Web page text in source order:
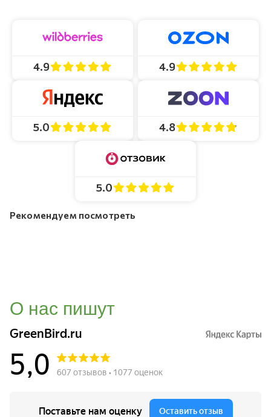
4.9 4.9
5.0 4.8
5.0
Рекомендуем посмотреть
О нас пишут